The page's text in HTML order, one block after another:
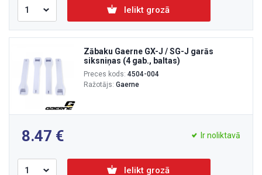
Ielikt grozā
Zābaku Gaerne GX-J / SG-J garās
siksniņas (4 gab., baltas)
Preces kods: 4504-004
Ražotājs: Gaerne
8.47 Ir noliktavā
Ielikt grozā